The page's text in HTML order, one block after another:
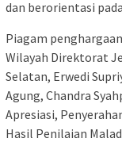
dan berorientasi
Piagam
Wilayah Direktorat
Selatan, Erwedi
Agung, Chandra
Apresiasi,
Hasil Penilaian